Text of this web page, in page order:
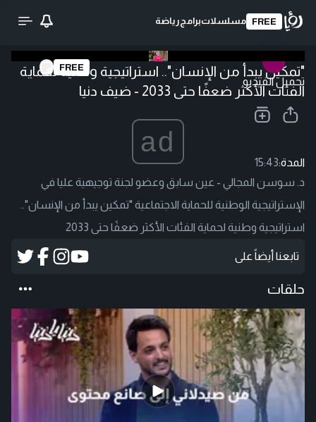
FREE مسلسلاتبرامج رياضة
تحميل الفيديو
FREE
"تمكين يبدأ من الإنسان".. استراتيجية وطنية لحماية
الفئات الأكثر ضعفًا حتى 2033 - ضيف دنيا
ad
المدة:15:43
د. سوسن المجالي - عين سابق وعضو لجنة توجيهية عليا في
الإستراتيجية الوطنية للحماية الاجتماعية "تمكين يبدأ من الإنسان"..
استراتيجية وطنية لحماية الفئات الأكثر ضعفًا حتى 2033
تابعنا أيضاً على
حلقات